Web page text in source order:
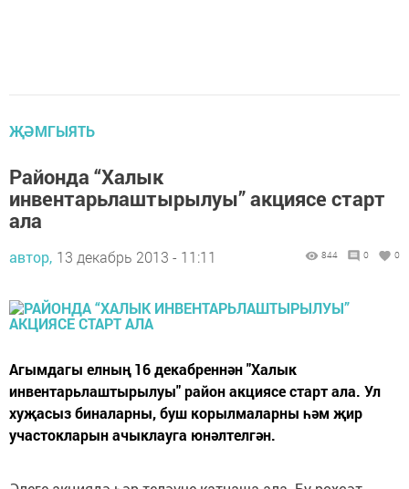
ҖӘМГЫЯТЬ
Районда “Халык
инвентарьлаштырылуы” акциясе старт
ала
автор, 13 декабрь 2013 - 11:11 844 0 0
Агымдагы елның 16 декабреннән "Халык
инвентарьлаштырылуы" район акциясе старт ала. Ул
хуҗасыз биналарны, буш корылмаларны һәм җир
участокларын ачыклауга юнәлтелгән.